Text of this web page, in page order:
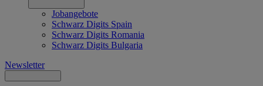
Jobangebote
Schwarz Digits Spain
Schwarz Digits Romania
Schwarz Digits Bulgaria
Newsletter